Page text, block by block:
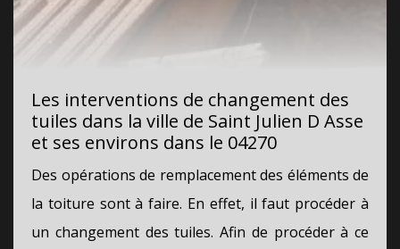
Les interventions de changement des
tuiles dans la ville de Saint Julien D Asse
et ses environs dans le 04270
Des opérations de remplacement des éléments de
la toiture sont à faire. En effet, il faut procéder à
un changement des tuiles. Afin de procéder à ce